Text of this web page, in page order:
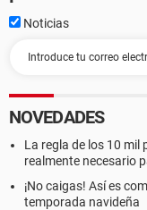
Noticias
NOVEDADES
La regla de los 10 mil
realmente necesario
¡No caigas! Así es
temporada navideña